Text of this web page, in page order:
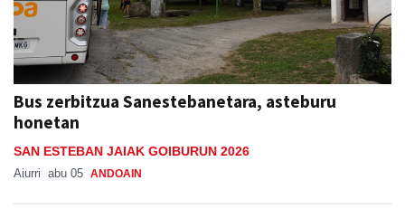
Bus zerbitzua Sanestebanetara, asteburu
honetan
SAN ESTEBAN JAIAK GOIBURUN 2026
Aiurri abu 05 ANDOAIN